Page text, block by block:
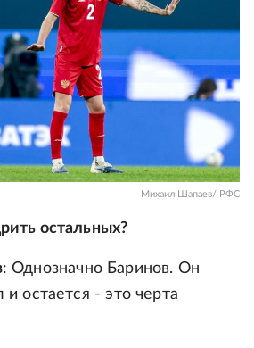
Михаил Шапаев/ РФС
остальных?
: Однозначно Баринов. Он
остается - это черта